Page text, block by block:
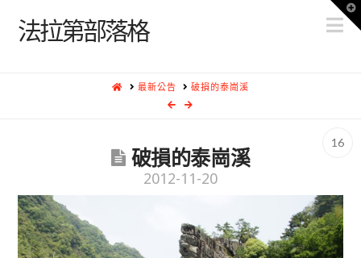
法拉第部落格
HOME最新公告 破損的泰崗溪
16
破損的泰崗溪
2012-11-20